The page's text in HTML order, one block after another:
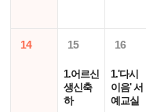
14 15
1.어르신
생신축
하
16
1.'다시
이음' 서
예교실